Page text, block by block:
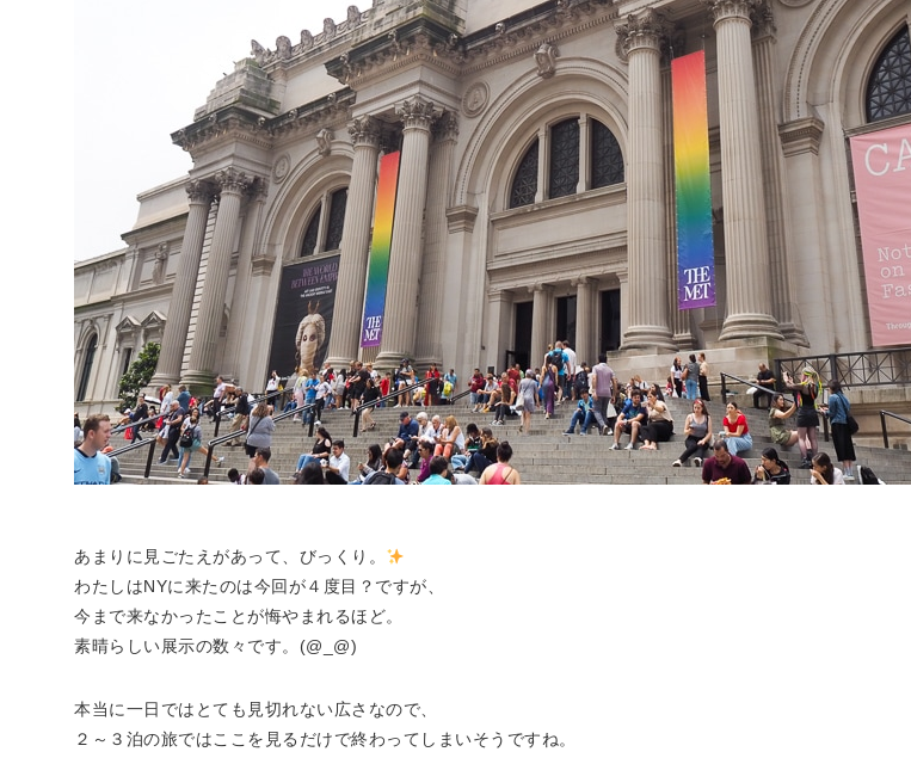
あまりに見ごたえがあって、びっくり。
わたしはNYに来たのは今回が４度目？ですが、
今まで来なかったことが悔やまれるほど。
素晴らしい展示の数々です。(@_@)
本当に一日ではとても見切れない広さなので、
２～３泊の旅ではここを見るだけで終わってしまいそうですね。